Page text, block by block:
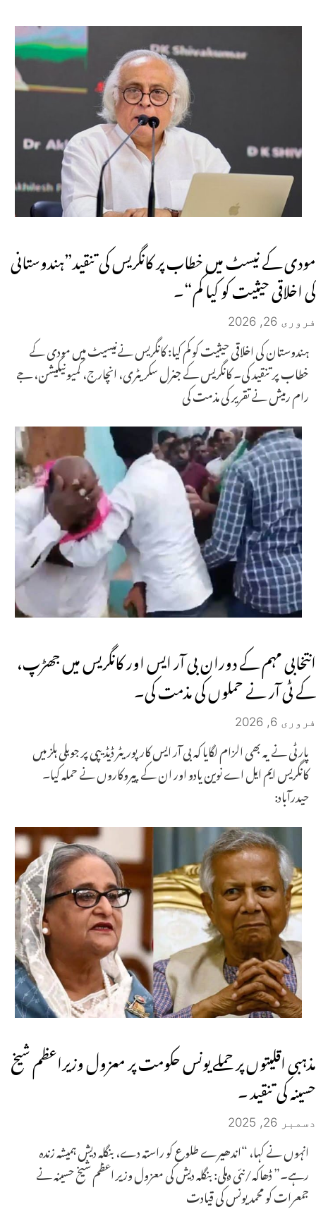
مودی کے نیسٹ میں خطاب پر کانگریس کی تنقید”ہندوستانی
کی اخلاقی حیثیت کو کیا کم“۔
فروری 26, 2026
ہندوستان کی اخلاقی حیثیت کو کم کیا: کانگریس نےنیسیٹ میں مودی کے
خطاب پر تنقید کی۔ کانگریس کے جنرل سکریٹری، انچارج، کمیونیکیشن، جے
رام رمیش نے تقریر کی مذمت کی
انتخابی مہم کے دوران بی آر ایس اور کانگریس میں جھڑپ،
کے ٹی آر نے حملوں کی مذمت کی۔
فروری 6, 2026
پارٹی نے یہ بھی الزام لگایا کہ بی آر ایس کارپوریٹر ڈیڈیپی پر جوبلی ہلز میں
کانگریس ایم ایل اے نوین یادو اور ان کے پیروکاروں نے حملہ کیا۔
حیدرآباد:
مذہبی اقلیتوں پر حملے یونس حکومت پر معزول وزیراعظم شیخ
حسینہ کی تنقید ۔
دسمبر 26, 2025
انہوں نے کہا، “اندھیرے طلوع کو راستہ دے، بنگلہ دیش ہمیشہ زندہ
رہے۔” ڈھاکہ/نئی دہلی: بنگلہ دیش کی معزول وزیر اعظم شیخ حسینہ نے
جمعرات کو محمد یونس کی قیادت